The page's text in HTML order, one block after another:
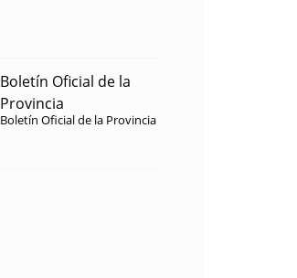
Boletín Oficial de la
Provincia
Boletín Oficial de la Provincia